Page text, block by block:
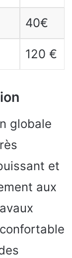
40€
120 €
globale
et
aux